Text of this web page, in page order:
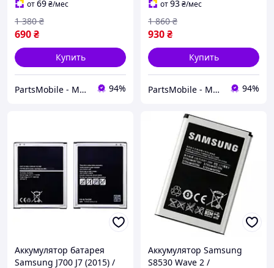
от69₴/мес
690₴
1 380 ₴
Купить
PartsMobile - Магазин запчастин (телефони, планшети, ноутбуки) 94%
от93₴/мес
930₴
1 860 ₴
Купить
PartsMobile - Магазин запчастин (телефони, планшети, ноутбуки) 94%
Аккумулятор батарея
Samsung J700 J7 (2015) /
Аккумулятор Samsung
S8530 Wave 2 /